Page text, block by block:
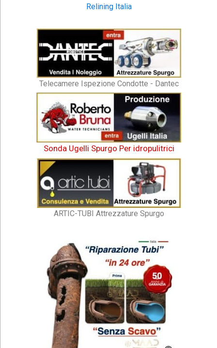
Relining Italia
Telecamere Ispezione Condotte - Dantec
Sonda Ugelli Spurgo Per idropulitrici
ARTIC-TUBI Attrezzature Spurgo